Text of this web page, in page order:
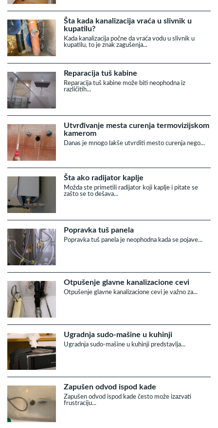
Šta kada kanalizacija vraća u slivnik u
kupatilu?
Kada kanalizacija počne da vraća vodu u slivnik u
kupatilu, to je znak zagušenja...
Reparacija tuš kabine
Reparacija tuš kabine može biti neophodna iz
različitih...
Utvrđivanje mesta curenja termovizijskom
kamerom
Danas je mnogo lakše utvrditi mesto curenja nego...
Šta ako radijator kaplje
Možda ste primetili radijator koji kaplje i pitate se
zašto se to dešava...
Popravka tuš panela
Popravka tuš panela je neophodna kada se pojave...
Otpušenje glavne kanalizacione cevi
Otpušenje glavne kanalizacione cevi je važno za...
Ugradnja sudo-mašine u kuhinji
Ugradnja sudo-mašine u kuhinji predstavlja...
Zapušen odvod ispod kade
Zapušen odvod ispod kade često može izazvati
frustraciju...